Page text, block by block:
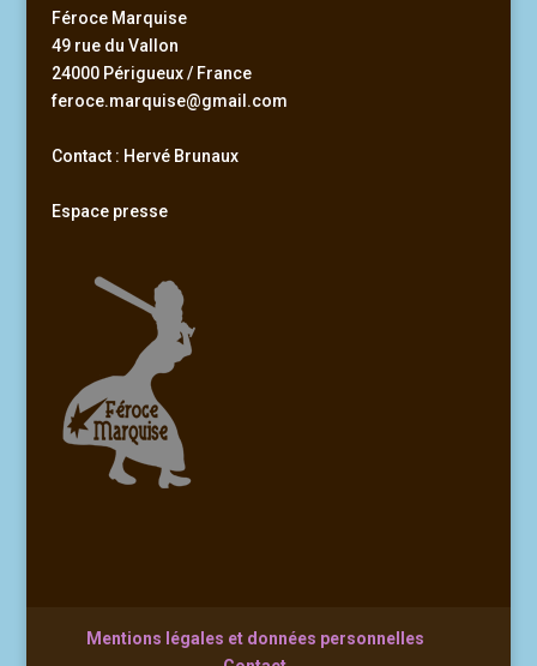
Féroce Marquise
49 rue du Vallon
24000 Périgueux / France
feroce.marquise@gmail.com
Contact : Hervé Brunaux
Espace presse
Mentions légales et données personnelles